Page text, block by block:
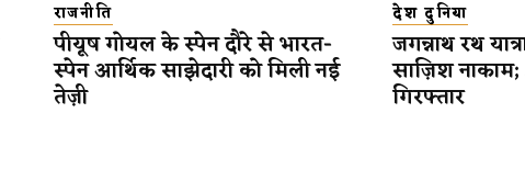
राजनीति
पीयूष गोयल के स्पेन दौरे से भारत-
स्पेन आर्थिक साझेदारी को मिली नई
तेज़ी
देश दुनिया
जगन्नाथ रथ
साज़िश
गिरफ्तार